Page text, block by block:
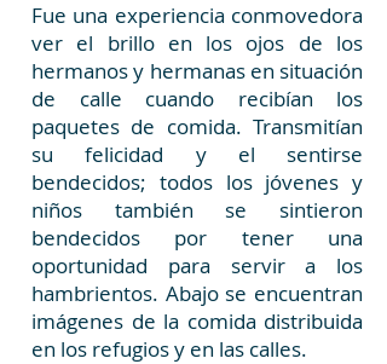
Fue una experiencia conmovedora
ver el brillo en los ojos de los
hermanos y hermanas en situación
de calle cuando recibían los
paquetes de comida. Transmitían
su felicidad y el sentirse
bendecidos; todos los jóvenes y
niños también se sintieron
bendecidos por tener una
oportunidad para servir a los
hambrientos. Abajo se encuentran
imágenes de la comida distribuida
en los refugios y en las calles.